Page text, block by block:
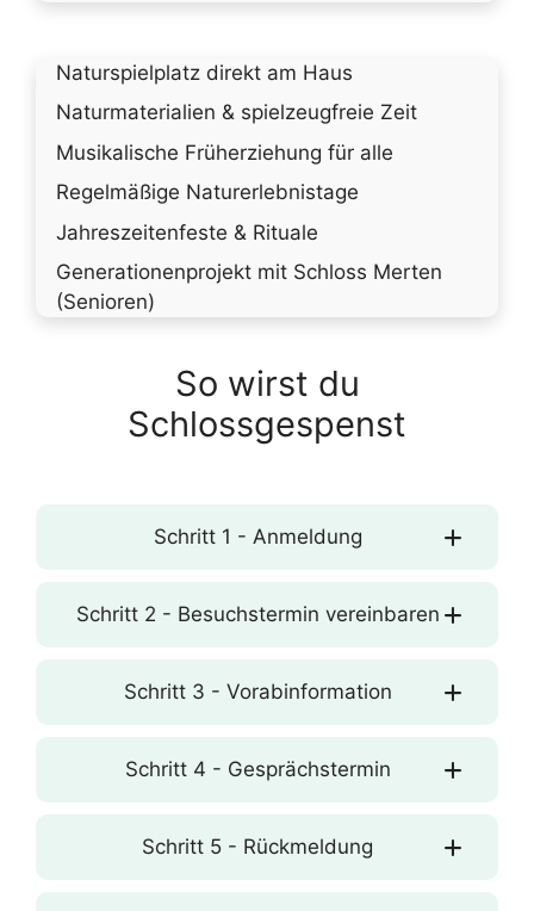
Naturspielplatz direkt am Haus
Naturmaterialien & spielzeugfreie Zeit
Musikalische Früherziehung für alle
Regelmäßige Naturerlebnistage
Jahreszeitenfeste & Rituale
Generationenprojekt mit Schloss Merten
(Senioren)
So wirst du
Schlossgespenst
Schritt 1 - Anmeldung
Schritt 2 - Besuchstermin vereinbaren
Schritt 3 - Vorabinformation
Schritt 4 - Gesprächstermin
Schritt 5 - Rückmeldung